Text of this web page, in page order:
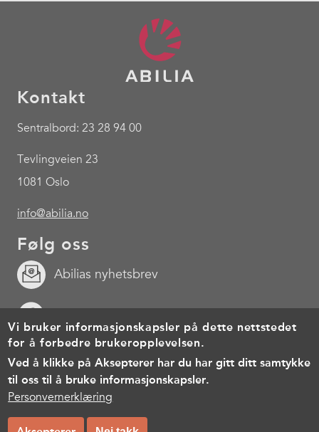
Kontakt
Sentralbord: 23 28 94 00
Tevlingveien 23
1081 Oslo
info@abilia.no
Følg oss
Abilias nyhetsbrev
Footer
menu
Personvernerklæring
© Copyright 2026, All rights reserved.
Vi bruker informasjonskapsler på dette nettstedet
for å forbedre brukeropplevelsen.
Ved å klikke på Aksepterer har du har gitt ditt samtykke
til oss til å bruke informasjonskapsler.
Personvernerklæring